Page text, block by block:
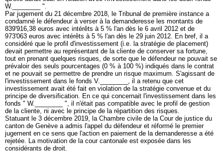
W.________ ".
Par jugement du 21 décembre 2018, le Tribunal de première instance a
condamné le défendeur à verser à la demanderesse les montants de
839'916,38 euros avec intérêts à 5 % l'an dès le 6 avril 2012 et de
973'063 euros avec intérêts à 5 % l'an dès le 29 juin 2012. En bref, il a
considéré que le profil d'investissement (i.e. la stratégie de placement)
devait permettre au représentant de la cliente de conserver sa fortune,
tout en prenant quelques risques, de sorte que le défendeur ne pouvait se
prévaloir des seuls pourcentages (0 % à 100 %) indiqués dans le contrat
et ne pouvait se permettre de prendre un risque maximum. S'agissant de
l'investissement dans le fonds V.________, il a retenu que cet
investissement avait été fait en violation de la stratégie convenue et du
principe de diversification. En ce qui concernait l'investissement dans les
fonds " W.________ ", il n'était pas compatible avec le profil de gestion
de la cliente, ni avec le principe de la répartition des risques.
Statuant le 3 décembre 2019, la Chambre civile de la Cour de justice du
canton de Genève a admis l'appel du défendeur et réformé le premier
jugement en ce sens que l'action en paiement de la demanderesse a été
rejetée. La motivation de la cour cantonale est exposée dans les
considérants de droit.